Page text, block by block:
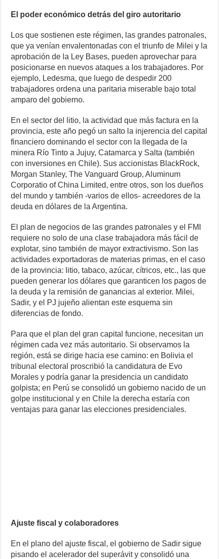
El poder económico detrás del giro autoritario
Los que sostienen este régimen, las grandes patronales,
que ya venían envalentonadas con el triunfo de Milei y la
aprobación de la Ley Bases, pueden aprovechar para
posicionarse en nuevos ataques a los trabajadores. Por
ejemplo, Ledesma, que luego de despedir 200
trabajadores ordena una paritaria miserable bajo total
amparo del gobierno.
En el sector del litio, la actividad que más factura en la
provincia, este año pegó un salto la injerencia del capital
financiero dominando el sector con la llegada de la
minera Río Tinto a Jujuy, Catamarca y Salta (también
con inversiones en Chile). Sus accionistas BlackRock,
Morgan Stanley, The Vanguard Group, Aluminum
Corporatio of China Limited, entre otros, son los dueños
del mundo y también -varios de ellos- acreedores de la
deuda en dólares de la Argentina.
El plan de negocios de las grandes patronales y el FMI
requiere no solo de una clase trabajadora más fácil de
explotar, sino también de mayor extractivismo. Son las
actividades exportadoras de materias primas, en el caso
de la provincia: litio, tabaco, azúcar, cítricos, etc., las que
pueden generar los dólares que garanticen los pagos de
la deuda y la remisión de ganancias al exterior. Milei,
Sadir, y el PJ jujeño alientan este esquema sin
diferencias de fondo.
Para que el plan del gran capital funcione, necesitan un
régimen cada vez más autoritario. Si observamos la
región, está se dirige hacia ese camino: en Bolivia el
tribunal electoral proscribió la candidatura de Evo
Morales y podría ganar la presidencia un candidato
golpista; en Perú se consolidó un gobierno nacido de un
golpe institucional y en Chile la derecha estaría con
ventajas para ganar las elecciones presidenciales.
Ajuste fiscal y colaboradores
En el plano del ajuste fiscal, el gobierno de Sadir sigue
pisando el acelerador del superávit y consolidó una